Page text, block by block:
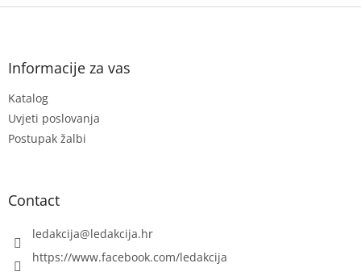
F
Informacije za vas
Katalog
Uvjeti poslovanja
Postupak žalbi
Contact
ledakcija@ledakcija.hr
https://www.facebook.com/ledakcija